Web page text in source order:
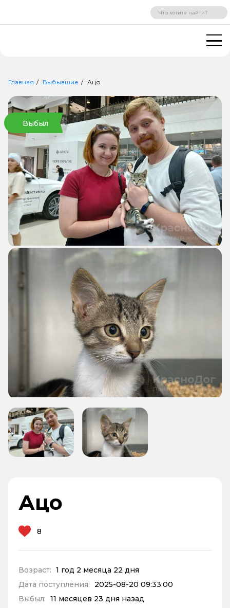
ВХОД РЕГИСТРАЦИЯ
Главная Выбывшие Ацо
Выбыл
Ацо
8
Возраст: 1 год 2 месяца 22 дня
Дата поступления:
2025-08-20 09:33:00
Выбыл: 11 месяцев 23 дня назад